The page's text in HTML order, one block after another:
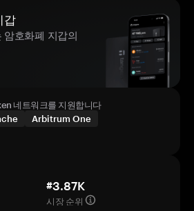
갑
호화폐 지갑의
네트워크를 지원합니다
Arbitrum One
#3.87K
시장 순위